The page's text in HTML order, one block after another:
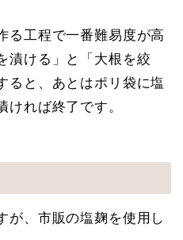
る工程で一番難易度が高
漬ける」と「大根を絞
ると、あとはポリ袋に塩
ければ終了です。
が、市販の塩麹を使用し